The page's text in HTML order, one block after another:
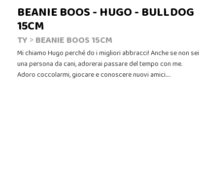
BEANIE BOOS - HUGO - BULLDOG
15CM
TY> BEANIE BOOS 15CM
Mi chiamo Hugo perché do i migliori abbracci! Anche se non sei
una persona da cani, adorerai passare del tempo con me.
Adoro coccolarmi, giocare e conoscere nuovi amici.…